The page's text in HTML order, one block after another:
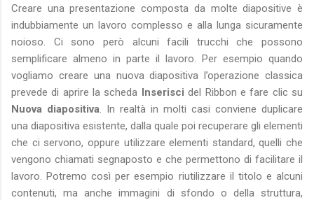
Creare una presentazione composta da molte diapositive è
indubbiamente un lavoro complesso e alla lunga sicuramente
noioso. Ci sono però alcuni facili trucchi che possono
semplificare almeno in parte il lavoro. Per esempio quando
vogliamo creare una nuova diapositiva l’operazione classica
prevede di aprire la scheda Inserisci del Ribbon e fare clic su
Nuova diapositiva. In realtà in molti casi conviene duplicare
una diapositiva esistente, dalla quale poi recuperare gli elementi
che ci servono, oppure utilizzare elementi standard, quelli che
vengono chiamati segnaposto e che permettono di facilitare il
lavoro. Potremo così per esempio riutilizzare il titolo e alcuni
contenuti, ma anche immagini di sfondo o della struttura,